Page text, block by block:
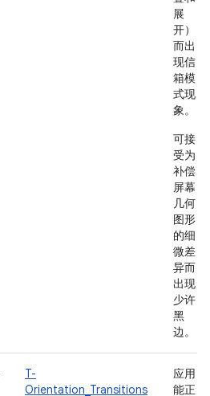
展
开）
而出
现信
箱模
式现
象。
可接
受为
补偿
屏幕
几何
图形
的细
微差
异而
出现
少许
黑
边。
T-
Orientation_Transitions
应用
能正